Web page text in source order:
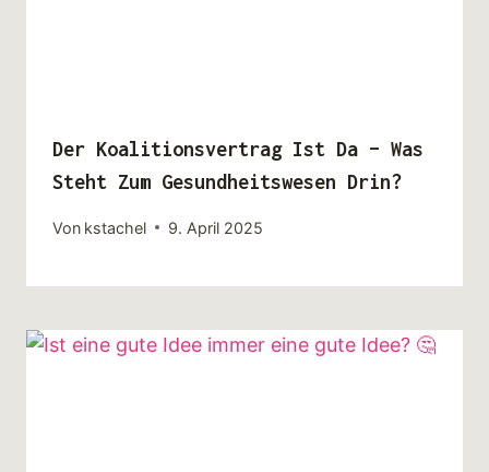
Der Koalitionsvertrag Ist Da – Was
Steht Zum Gesundheitswesen Drin?
Von kstachel 9. April 2025